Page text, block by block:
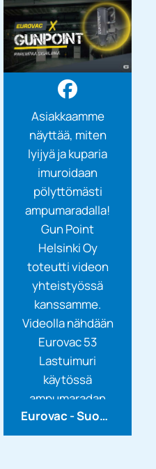
luonnosta ja...
Asiakkaamme
näyttää, miten
lyijyä ja kuparia
imuroidaan
pölyttömästi
ampumaradalla!
Gun Point
Helsinki Oy
toteutti videon
yhteistyössä
kanssamme.
Videolla nähdään
Eurovac 53
Lastuimuri
käytössä
ampumaradan
luotiloukkujen
tyhjennyksessä...
Eurovac - Suomen Imurikeskus Oy